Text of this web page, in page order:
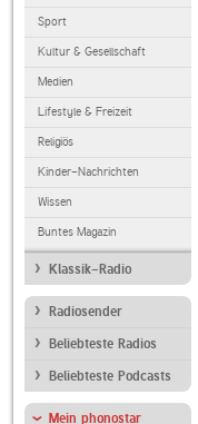
Sport
Kultur & Gesellschaft
Medien
Lifestyle & Freizeit
Religiös
Kinder-Nachrichten
Wissen
Buntes Magazin
Klassik-Radio
Radiosender
Beliebteste Radios
Beliebteste Podcasts
Mein phonostar